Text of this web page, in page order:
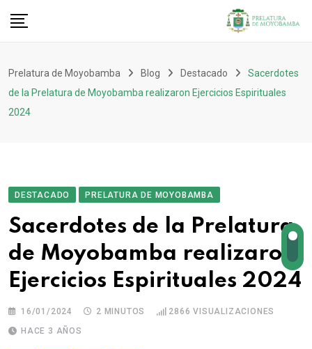
Prelatura de Moyobamba Blog Destacado
Sacerdotes
de la Prelatura de Moyobamba realizaron Ejercicios Espirituales
2024
DESTACADO PRELATURA DE MOYOBAMBA
Sacerdotes de la Prelatura
de Moyobamba realizaron
Ejercicios Espirituales 2024
16/01/2024 2 MINUTOS 2866 VISUALIZACIONES
HACE 3 AÑOS